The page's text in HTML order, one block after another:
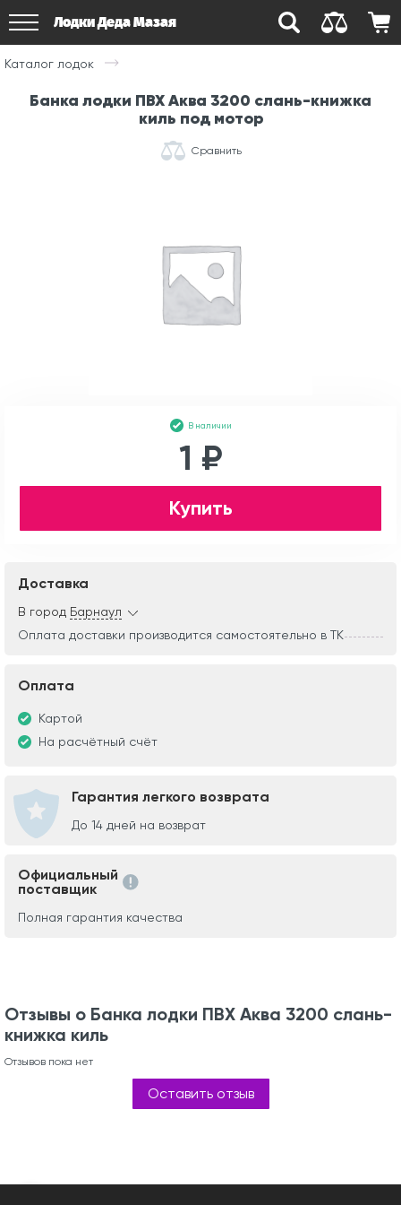
Лодки Деда Мазая
Каталог лодок
Банка лодки ПВХ Аква 3200 слань-книжка
киль под мотор
Сравнить
В наличии
1 ₽
Купить
Доставка
В город Барнаул
Оплата доставки производится самостоятельно в ТК
Оплата
Картой
На расчётный счёт
Гарантия легкого возврата
До 14 дней на возврат
Официальный
поставщик
Полная гарантия качества
Отзывы о Банка лодки ПВХ Аква 3200 слань-
книжка киль
Отзывов пока нет
Оставить отзыв